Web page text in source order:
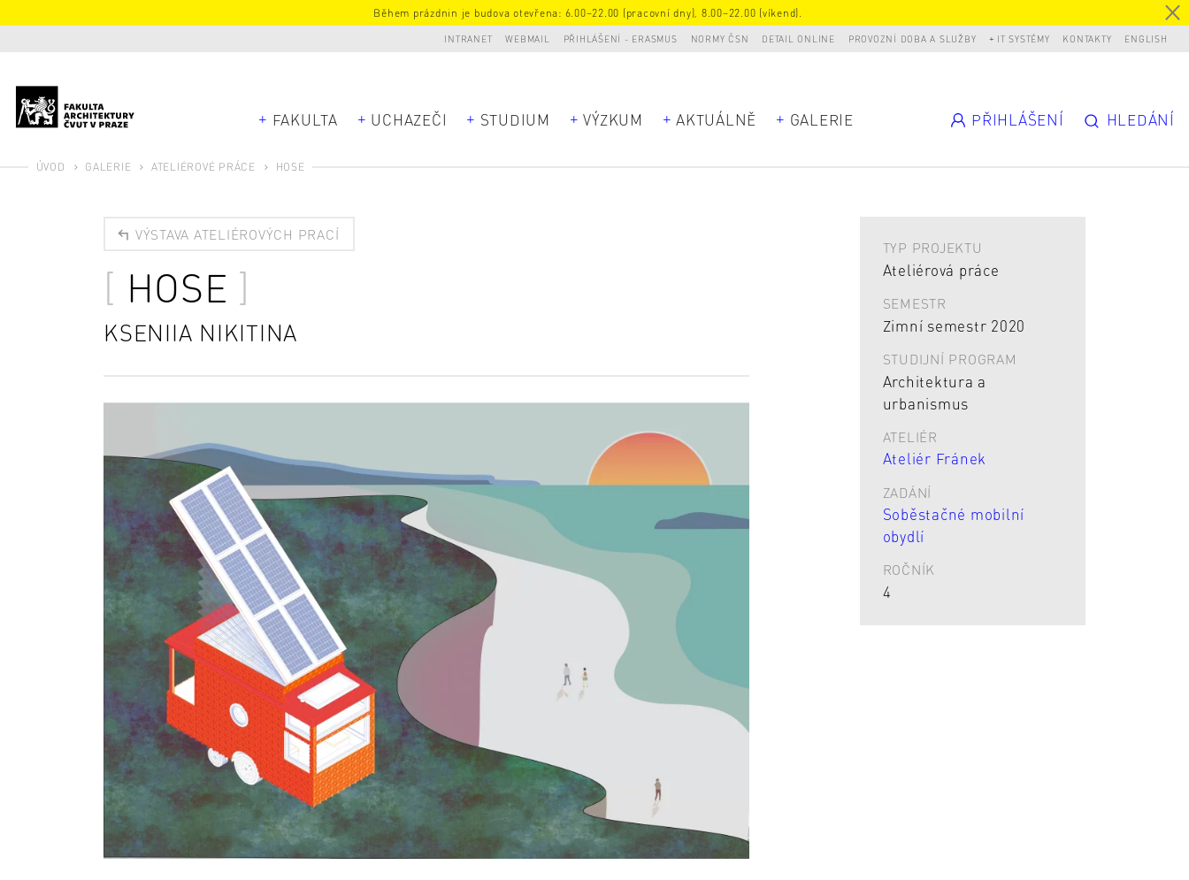
Během prázdnin je budova otevřena: 6.00–22.00 (pracovní dny), 8.00–22.00 (víkend).
INTRANET WEBMAIL PŘIHLÁŠENÍ - ERASMUS NORMY ČSN DETAIL ONLINE PROVOZNÍ DOBA A SLUŽBY IT SYSTÉMY KONTAKTY ENGLISH
FAKULTA UCHAZEČI STUDIUM VÝZKUM AKTUÁLNĚ GALERIE PŘIHLÁŠENÍ HLEDÁNÍ
ÚVOD GALERIE ATELIÉROVÉ PRÁCE HOSE
VÝSTAVA ATELIÉROVÝCH PRACÍ
HOSE
KSENIIA NIKITINA
TYP PROJEKTU
Ateliérová práce
SEMESTR
Zimní semestr 2020
STUDIJNÍ PROGRAM
Architektura a
urbanismus
ATELIÉR
Ateliér Fránek
ZADÁNÍ
Soběstačné mobilní
obydlí
ROČNÍK
4